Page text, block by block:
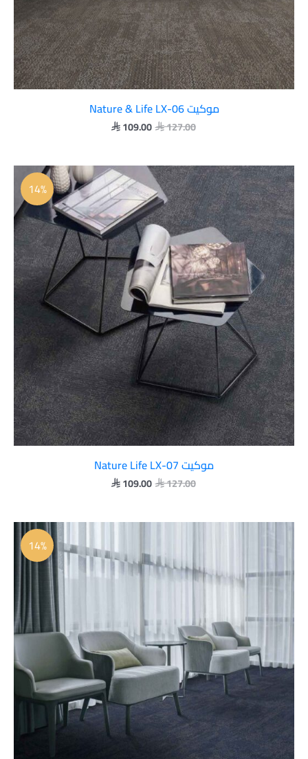
موكيت Nature & Life LX-06
127.00
109.00
14%
موكيت Nature Life LX-07
127.00
السعر
الأصلي
هو:
 127.00.
109.00
السعر
الحالي
هو:
 109.00.
14%
السعر
هو:
 127.00.
السعر
هو:
 109.00.